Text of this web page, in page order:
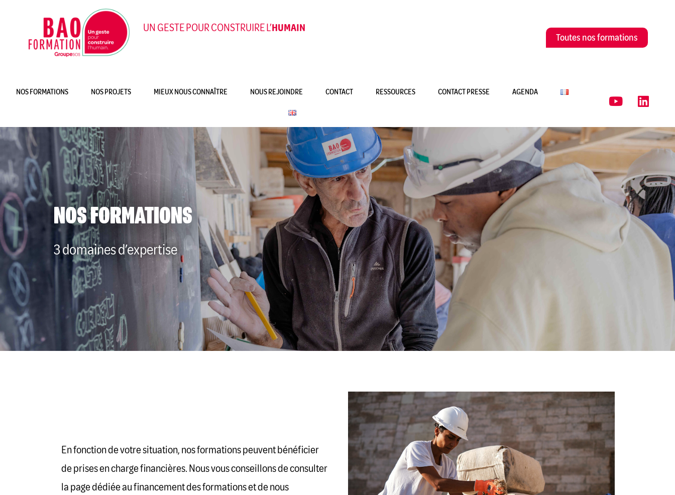
UN GESTE POUR CONSTRUIRE L’HUMAIN
Toutes nos formations
NOS FORMATIONS NOS PROJETS MIEUX NOUS CONNAÎTRE NOUS REJOINDRE CONTACT RESSOURCES CONTACT PRESSE AGENDA
NOS FORMATIONS
3 domaines d’expertise
En fonction de votre situation, nos formations peuvent bénéficier
de prises en charge financières. Nous vous conseillons de consulter
la page dédiée au financement des formations et de nous